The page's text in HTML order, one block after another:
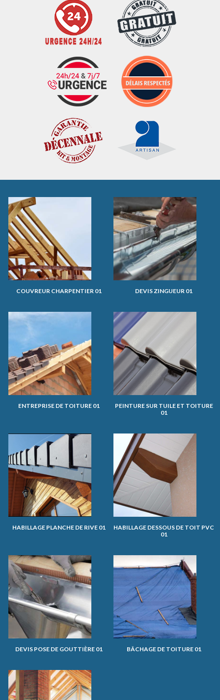
COUVREUR CHARPENTIER 01 DEVIS ZINGUEUR 01
ENTREPRISE DE TOITURE 01
PEINTURE SUR TUILE ET TOITURE
01
HABILLAGE PLANCHE DE RIVE 01
HABILLAGE DESSOUS DE TOIT PVC
01
DEVIS POSE DE GOUTTIÈRE 01 BÂCHAGE DE TOITURE 01